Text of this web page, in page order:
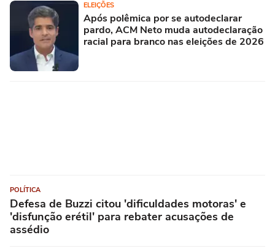
ELEIÇÕES
Após polêmica por se autodeclarar
pardo, ACM Neto muda autodeclaração
racial para branco nas eleições de 2026
POLÍTICA
Defesa de Buzzi citou 'dificuldades motoras' e
'disfunção erétil' para rebater acusações de
assédio